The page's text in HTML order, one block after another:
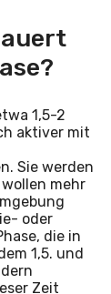
1,5-2
aktiver mit
Sie werden
mehr
oder
die in
1,5. und
Zeit